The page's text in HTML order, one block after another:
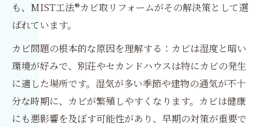
も、MIST工法®カビ取リフォームがその解決策として選
ばれています。
カビ問題の根本的な原因を理解する：カビは湿度と暗い
環境が好みで、別荘やセカンドハウスは特にカビの発生
に適した場所です。湿気が多い季節や建物の通気が不十
分な時期に、カビが繁殖しやすくなります。カビは健康
にも悪影響を及ぼす可能性があり、早期の対策が重要で